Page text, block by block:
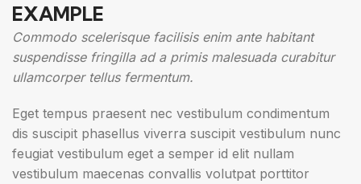
EXAMPLE
Commodo scelerisque facilisis enim ante habitant
suspendisse fringilla ad a primis malesuada curabitur
ullamcorper tellus fermentum.
Eget tempus praesent nec vestibulum condimentum
dis suscipit phasellus viverra suscipit vestibulum nunc
feugiat vestibulum eget a semper id elit nullam
vestibulum maecenas convallis volutpat porttitor